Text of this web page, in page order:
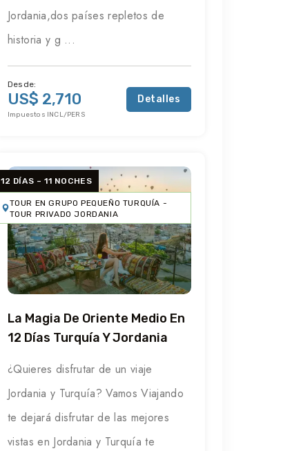
Jordania,dos países repletos de
historia y g ...
Desde:
US$ 2,710
Impuestos INCL/PERS
Detalles
12 DÍAS – 11 NOCHES
TOUR EN GRUPO PEQUEÑO TURQUÍA -
TOUR PRIVADO JORDANIA
La Magia De Oriente Medio En
12 Días Turquía Y Jordania
¿Quieres disfrutar de un viaje
Jordania y Turquía? Vamos Viajando
te dejará disfrutar de las mejores
vistas en Jordania y Turquía te